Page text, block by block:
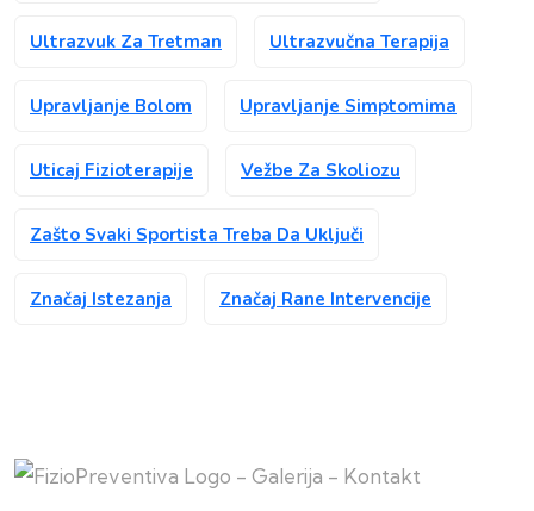
Ultrazvuk Za Tretman Ultrazvučna Terapija
Upravljanje Bolom Upravljanje Simptomima
Uticaj Fizioterapije Vežbe Za Skoliozu
Zašto Svaki Sportista Treba Da Uključi
Značaj Istezanja Značaj Rane Intervencije